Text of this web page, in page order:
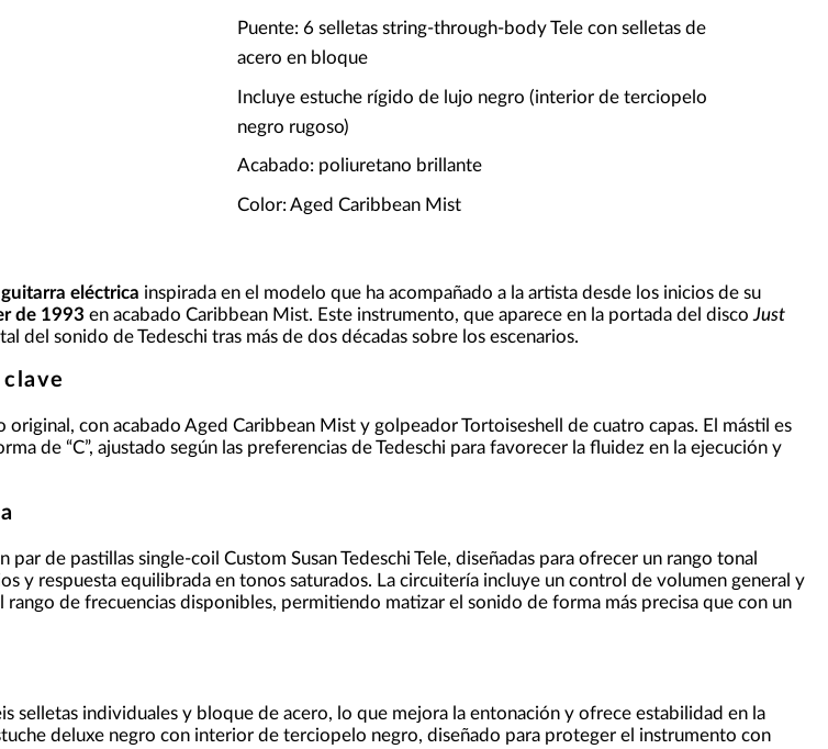
Puente: 6 selletas string-through-body Tele con selletas de
acero en bloque
Incluye estuche rígido de lujo negro (interior de terciopelo
negro rugoso)
Acabado: poliuretano brillante
Color: Aged Caribbean Mist
guitarra eléctrica inspirada en el modelo que ha acompañado a la artista desde los inicios de su
de 1993 en acabado Caribbean Mist. Este instrumento, que aparece en la portada del disco Just
del sonido de Tedeschi tras más de dos décadas sobre los escenarios.
con acabado Aged Caribbean Mist y golpeador Tortoiseshell de cuatro capas. El mástil es
de “C”, ajustado según las preferencias de Tedeschi para favorecer la fluidez en la ejecución y
par de pastillas single-coil Custom Susan Tedeschi Tele, diseñadas para ofrecer un rango tonal
y respuesta equilibrada en tonos saturados. La circuitería incluye un control de volumen general y
de frecuencias disponibles, permitiendo matizar el sonido de forma más precisa que con un
selletas individuales y bloque de acero, lo que mejora la entonación y ofrece estabilidad en la
deluxe negro con interior de terciopelo negro, diseñado para proteger el instrumento con